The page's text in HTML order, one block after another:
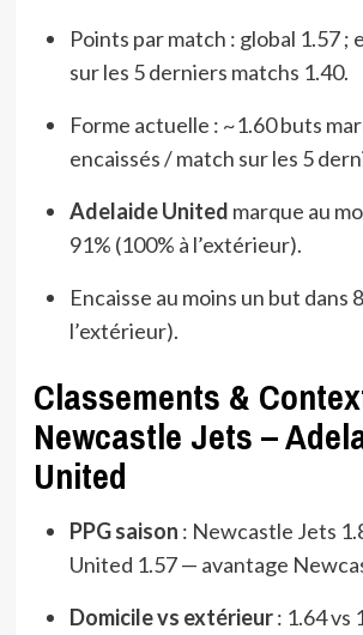
Points par match : global 1.57 ;
sur les 5 derniers matchs 1.40.
Forme actuelle : ~1.60 buts
encaissés / match sur les 5
Adelaide United marque au
91% (100% à l’extérieur).
Encaisse au moins un but dans
l’extérieur).
Classements &
Newcastle Jets –
United
PPG saison : Newcastle Jets
United 1.57 — avantage
Domicile vs extérieur: 1.64 vs